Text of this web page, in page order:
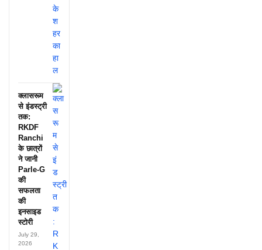
क्लासरूम
से इंडस्ट्री
तक:
RKDF
Ranchi
के छात्रों
ने जानी
Parle-G
की
सफलता
की
इनसाइड
स्टोरी
July 29,
2026